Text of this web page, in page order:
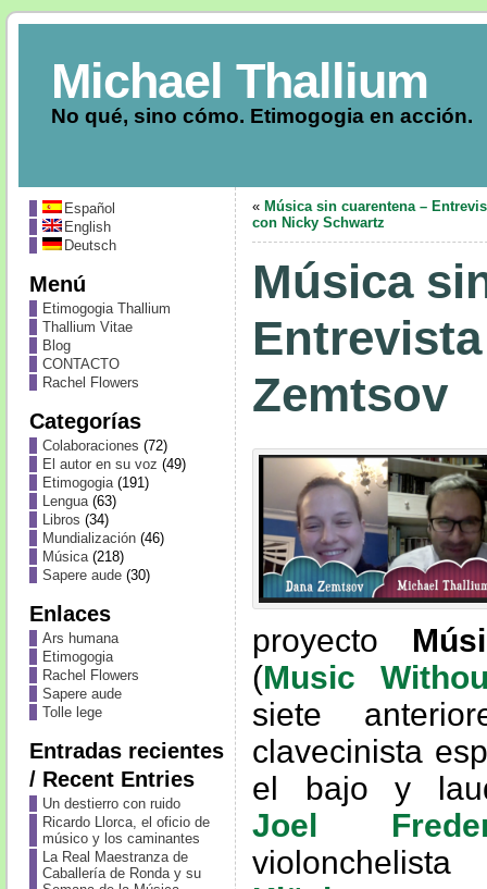
Michael Thallium
No qué, sino cómo. Etimogogia en acción.
Español
English
Deutsch
Menú
Etimogogia Thallium
Thallium Vitae
Blog
CONTACTO
Rachel Flowers
Categorías
Colaboraciones (72)
El autor en su voz (49)
Etimogogia(191)
Lengua(63)
Libros (34)
Mundialización(46)
Música(218)
Sapere aude(30)
Enlaces
Ars humana
Etimogogia
Rachel Flowers
Sapere aude
Tolle lege
Entradas recientes
/ Recent Entries
Un destierro con ruido
Ricardo Llorca, el oficio de
músico y los caminantes
La Real Maestranza de
Caballería de Ronda y su
« Música sin cuarentena –
con Nicky Schwartz
Música
Zemtsov
proyecto
(Music
siete
clavecinista
el bajo y
Joel